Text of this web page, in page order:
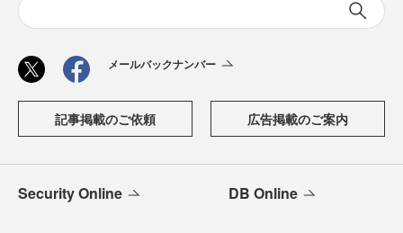
メールバックナンバー
記事掲載のご依頼 広告掲載のご案内
Security Online DB Online